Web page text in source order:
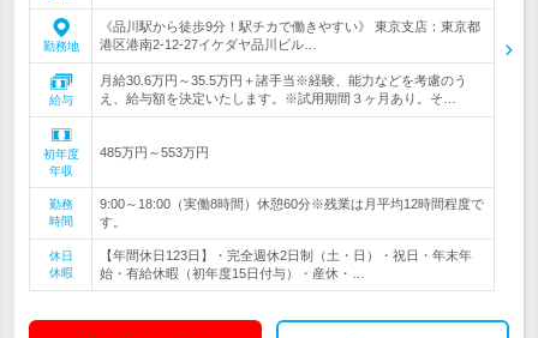
勤務地
《品川駅から徒歩9分！駅チカで働きやすい》 東京支店：東京都
港区港南2-12-27イケダヤ品川ビル…
給与
月給30.6万円～35.5万円＋諸手当※経験、能力などを考慮のう
え、給与額を決定いたします。※試用期間３ヶ月あり。そ…
初年度
年収
485万円～553万円
勤務
時間
9:00～18:00（実働8時間）休憩60分※残業は月平均12時間程度で
す。
休日
休暇
【年間休日123日】・完全週休2日制（土・日）・祝日・年末年
始・有給休暇（初年度15日付与）・産休・…